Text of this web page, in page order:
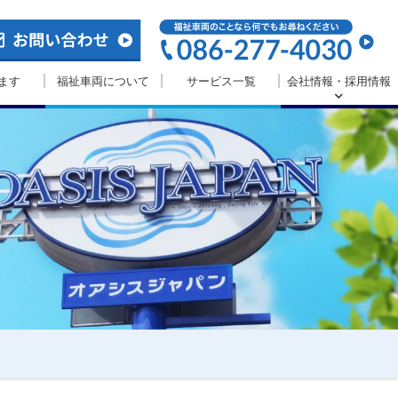
す 福祉車両について サービス一覧 会社情報・採用情報